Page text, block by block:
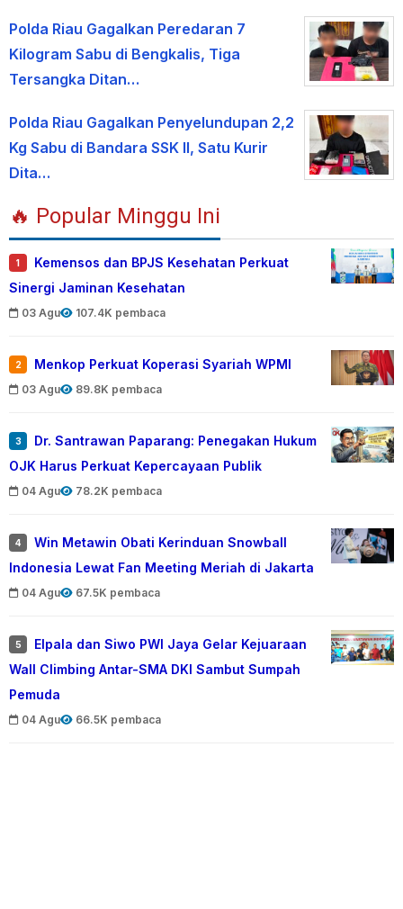
Polda Riau Gagalkan Peredaran 7
Kilogram Sabu di Bengkalis, Tiga
Tersangka Ditan…
Polda Riau Gagalkan Penyelundupan 2,2
Kg Sabu di Bandara SSK II, Satu Kurir
Dita…
🔥 Popular Minggu Ini
1
Kemensos dan BPJS Kesehatan Perkuat
Sinergi Jaminan Kesehatan
03 Agu 107.4K pembaca
2 Menkop Perkuat Koperasi Syariah WPMI
03 Agu 89.8K pembaca
3
Dr. Santrawan Paparang: Penegakan Hukum
OJK Harus Perkuat Kepercayaan Publik
04 Agu 78.2K pembaca
4
Win Metawin Obati Kerinduan Snowball
Indonesia Lewat Fan Meeting Meriah di Jakarta
04 Agu 67.5K pembaca
5
Elpala dan Siwo PWI Jaya Gelar Kejuaraan
Wall Climbing Antar-SMA DKI Sambut Sumpah
Pemuda
04 Agu 66.5K pembaca